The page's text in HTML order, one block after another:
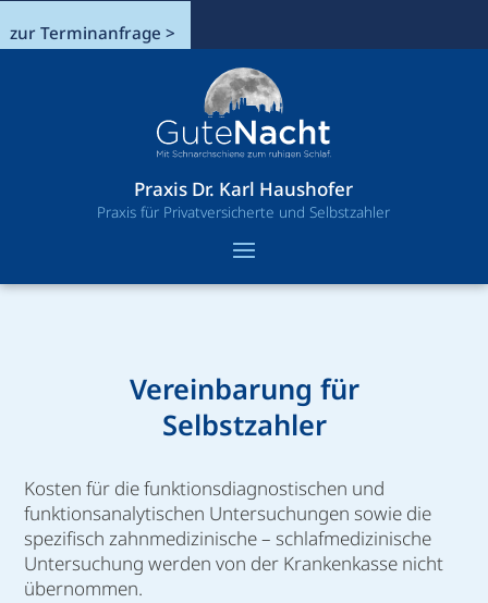
zur Terminanfrage >
Praxis Dr. Karl Haushofer
Praxis für Privatversicherte und Selbstzahler
Vereinbarung für
Selbstzahler
Kosten für die funktionsdiagnostischen und
funktionsanalytischen Untersuchungen sowie die
spezifisch zahnmedizinische – schlafmedizinische
Untersuchung werden von der Krankenkasse nicht
übernommen.